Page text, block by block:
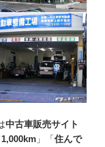
中古車販売サイト
」「住んで